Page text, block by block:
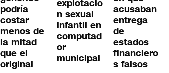
podría
costar
menos de
la mitad
que el
original
explotació
n sexual
infantil en
computad
or
municipal
acusaban
entrega
de
estados
financiero
s falsos